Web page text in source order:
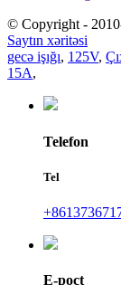
© Copyright -
Saytın xəritəsi
gecə işığı, 125V,
15A,
Telefon
Tel
E-poçt